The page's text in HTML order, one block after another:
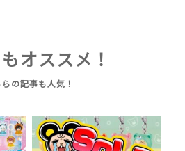
オススメ！